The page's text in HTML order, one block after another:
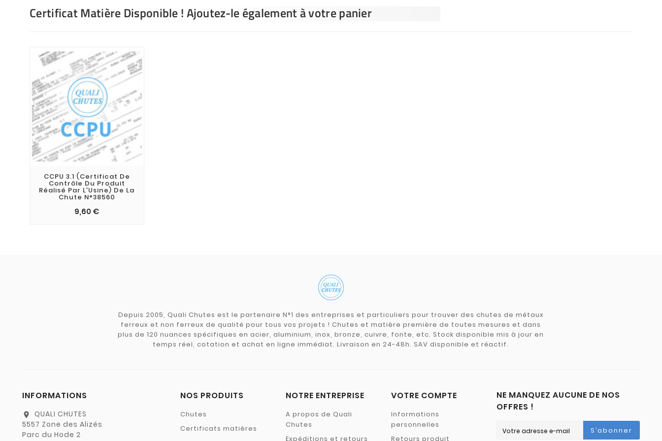
Certificat Matière Disponible ! Ajoutez-le également à votre panier
CCPU 3.1 (Certificat De
Contrôle Du Produit
Réalisé Par L'Usine) De La
Chute N°38560
9,60 €
Depuis 2005, Quali Chutes est le partenaire N°1 des entreprises et particuliers pour trouver des chutes de métaux
ferreux et non ferreux de qualité pour tous vos projets ! Chutes et matière première de toutes mesures et dans
plus de 120 nuances spécifiques en acier, aluminium, inox, bronze, cuivre, fonte, etc. Stock disponible mis à jour en
temps réel, cotation et achat en ligne immédiat. Livraison en 24-48h. SAV disponible et réactif.
INFORMATIONS
location_on
QUALI CHUTES
5557 Zone des Alizés
Parc du Hode 2
NOS PRODUITS
Chutes
Certificats matières
NOTRE ENTREPRISE
A propos de Quali
Chutes
Expéditions et retours
VOTRE COMPTE
Informations
personnelles
Retours produit
NE MANQUEZ AUCUNE DE NOS
OFFRES !
S’abonner